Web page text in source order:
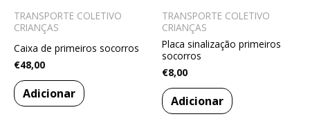
TRANSPORTE COLETIVO
CRIANÇAS
Caixa de primeiros socorros
€48,00
Adicionar
TRANSPORTE COLETIVO
CRIANÇAS
Placa sinalização primeiros
socorros
€8,00
Adicionar